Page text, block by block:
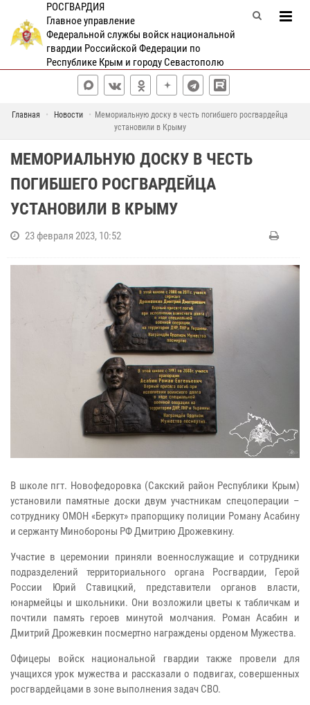
РОСГВАРДИЯ
Главное управление
Федеральной службы войск национальной
гвардии Российской Федерации по
Республике Крым и городу Севастополю
Главная Новости
Мемориальную доску в честь погибшего росгвардейца
установили в Крыму
МЕМОРИАЛЬНУЮ ДОСКУ В ЧЕСТЬ
ПОГИБШЕГО РОСГВАРДЕЙЦА
УСТАНОВИЛИ В КРЫМУ
23 февраля 2023, 10:52
В школе пгт. Новофедоровка (Сакский район Республики Крым)
установили памятные доски двум участникам спецоперации –
сотруднику ОМОН «Беркут» прапорщику полиции Роману Асабину
и сержанту Минобороны РФ Дмитрию Дрожевкину.
Участие в церемонии приняли военнослужащие и сотрудники
подразделений территориального органа Росгвардии, Герой
России Юрий Ставицкий, представители органов власти,
юнармейцы и школьники. Они возложили цветы к табличкам и
почтили память героев минутой молчания. Роман Асабин и
Дмитрий Дрожевкин посмертно награждены орденом Мужества.
Офицеры войск национальной гвардии также провели для
учащихся урок мужества и рассказали о подвигах, совершенных
росгвардейцами в зоне выполнения задач СВО.